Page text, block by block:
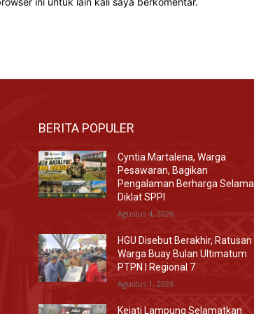
BERITA POPULER
Cyntia Martalena, Warga
Pesawaran, Bagikan
Pengalaman Berharga Selama
Diklat SPPI
Agustus 4, 2026
HGU Disebut Berakhir, Ratusan
Warga Buay Bulan Ultimatum
PTPN I Regional 7
Agustus 1, 2026
Kejati Lampung Selamatkan